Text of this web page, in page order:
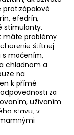
protizápalové
efedrín,
stimulanty.
máte problémy
štítnej
s močením,
chladnom a
na
k přímé
za
užívaním
stavu, v